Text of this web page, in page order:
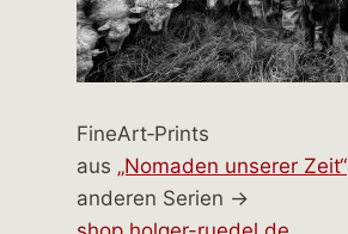
FineArt‑Prints
aus „Nomaden unserer Zeit“
anderen Serien →